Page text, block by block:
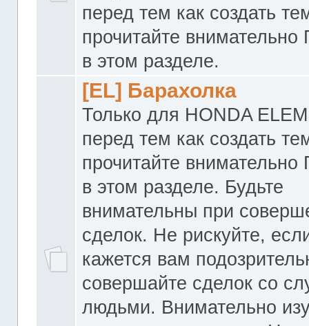
перед тем как создать
прочитайте
в этом разделе.
[EL] Барахолка
Только для HONDA
перед тем как создать
прочитайте
в этом разделе. Будьте
внимательны при
сделок. Не рискуйте,
кажется вам
совершайте сделок со
людьми. Внимательно